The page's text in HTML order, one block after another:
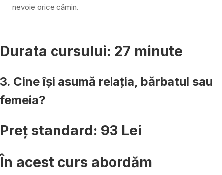
nevoie orice cămin.
Durata cursului: 27 minute
3. Cine își asumă relația, bărbatul sau
femeia?
Preț standard: 93 Lei
În acest curs abordăm